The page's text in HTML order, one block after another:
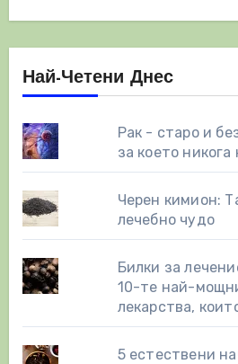
Най-Четени Днес
Рак - старо и
за което никога
Черен кимион:
лечебно чудо
Билки за
10-те най-
лекарства,
5 естествени